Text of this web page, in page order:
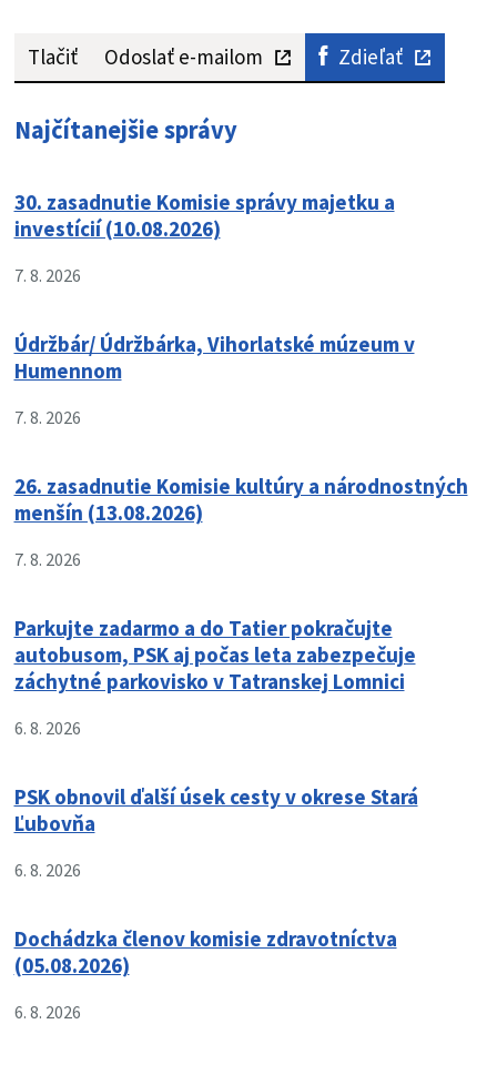
Tlačiť Odoslať e-mailom Zdieľať
Najčítanejšie správy
30. zasadnutie Komisie správy majetku a
investícií (10.08.2026)
7. 8. 2026
Údržbár/ Údržbárka, Vihorlatské múzeum v
Humennom
7. 8. 2026
26. zasadnutie Komisie kultúry a národnostných
menšín (13.08.2026)
7. 8. 2026
Parkujte zadarmo a do Tatier pokračujte
autobusom, PSK aj počas leta zabezpečuje
záchytné parkovisko v Tatranskej Lomnici
6. 8. 2026
PSK obnovil ďalší úsek cesty v okrese Stará
Ľubovňa
6. 8. 2026
Dochádzka členov komisie zdravotníctva
(05.08.2026)
6. 8. 2026